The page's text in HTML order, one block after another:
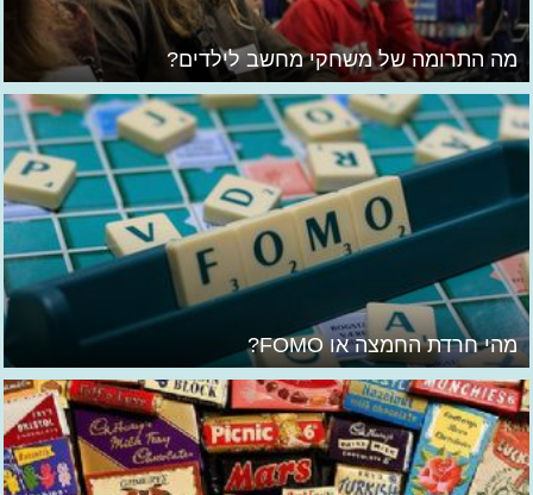
מה התרומה של משחקי מחשב לילדים?
מהי חרדת החמצה או FOMO?